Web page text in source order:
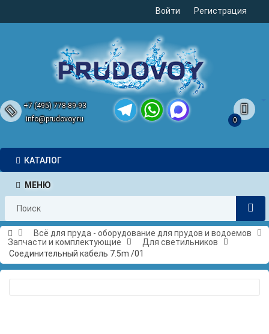
Войти Регистрация
+7 (495) 778-89-93
info@prudovoy.ru
0
КАТАЛОГ
МЕНЮ
Всё для пруда - оборудование для прудов и водоемов
Запчасти и комплектующие
Для светильников
Соединительный кабель 7.5m /01